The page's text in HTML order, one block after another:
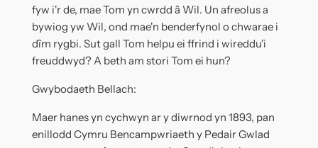
fyw i'r de, mae Tom yn cwrdd â Wil. Un afreolus a
bywiog yw Wil, ond mae'n benderfynol o chwarae i
dîm rygbi. Sut gall Tom helpu ei ffrind i wireddu'i
freuddwyd? A beth am stori Tom ei hun?
Gwybodaeth Bellach:
Maer hanes yn cychwyn ar y diwrnod yn 1893, pan
enillodd Cymru Bencampwriaeth y Pedair Gwlad